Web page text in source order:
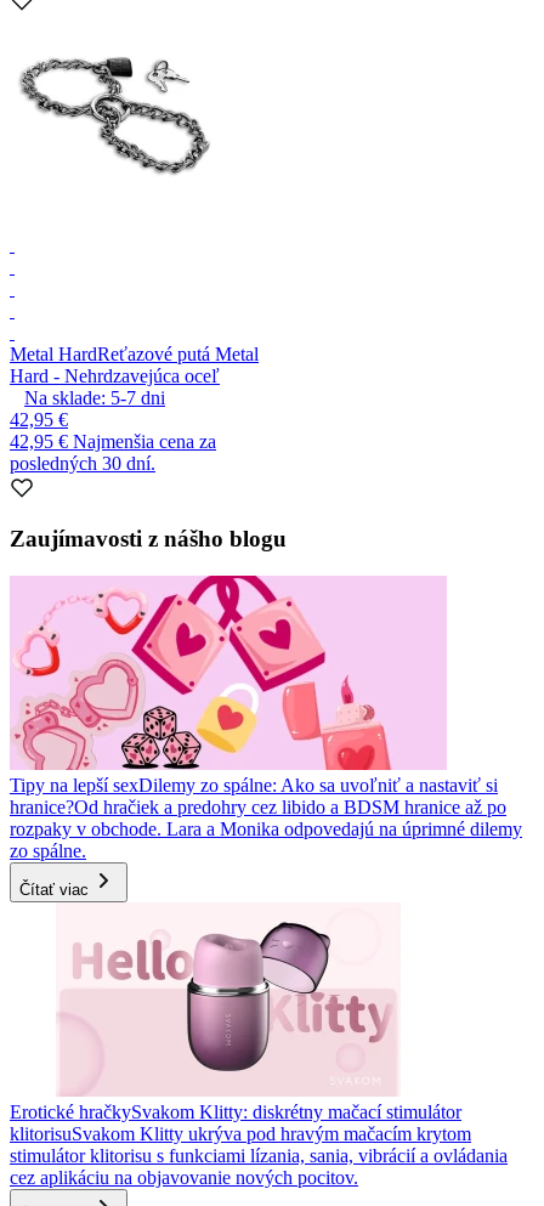
Metal HardReťazové putá Metal
Hard - Nehrdzavejúca oceľ
Na sklade: 5-7 dni
42,95 €
42,95 € Najmenšia cena za
posledných 30 dní.
Zaujímavosti z nášho blogu
Tipy na lepší sexDilemy zo spálne: Ako sa uvoľniť a nastaviť si
hranice?Od hračiek a predohry cez libido a BDSM hranice až po
rozpaky v obchode. Lara a Monika odpovedajú na úprimné dilemy
zo spálne.
Čítať viac
Erotické hračkySvakom Klitty: diskrétny mačací stimulátor
klitorisuSvakom Klitty ukrýva pod hravým mačacím krytom
stimulátor klitorisu s funkciami lízania, sania, vibrácií a ovládania
cez aplikáciu na objavovanie nových pocitov.